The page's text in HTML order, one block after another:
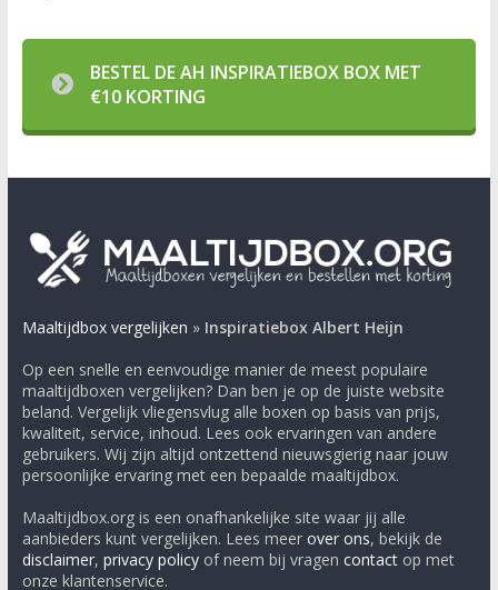
BESTEL DE AH INSPIRATIEBOX BOX MET
€10 KORTING
Maaltijdbox vergelijken » Inspiratiebox Albert Heijn
Op een snelle en eenvoudige manier de meest populaire
maaltijdboxen vergelijken? Dan ben je op de juiste website
beland. Vergelijk vliegensvlug alle boxen op basis van prijs,
kwaliteit, service, inhoud. Lees ook ervaringen van andere
gebruikers. Wij zijn altijd ontzettend nieuwsgierig naar jouw
persoonlijke ervaring met een bepaalde maaltijdbox.
Maaltijdbox.org is een onafhankelijke site waar jij alle
aanbieders kunt vergelijken. Lees meer over ons, bekijk de
disclaimer, privacy policyof neem bij vragen contactop met
onze klantenservice.